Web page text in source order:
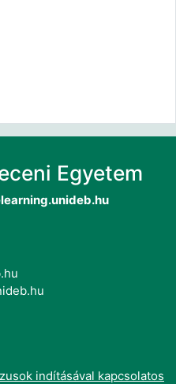
Egyetem
indításával kapcsolatos